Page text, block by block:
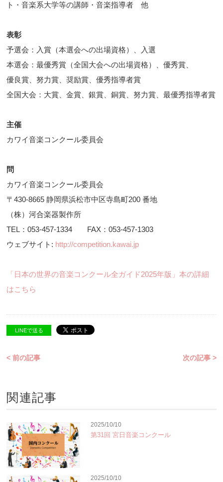
ト・音楽系大学等の講師・音楽指導者 他
表彰
予選会：入賞（本選会への出場資格）、入選
本選会：最優秀賞（全国大会への出場資格）、優秀賞、
優良賞、努力賞、奨励賞、優秀指導者賞
全国大会：大賞、金賞、銀賞、銅賞、努力賞、最優秀指導者賞
主催
カワイ音楽コンクール委員会
問
カワイ音楽コンクール委員会
〒430-8665 静岡県浜松市中区寺島町200 番地
（株）河合楽器製作所
TEL：053-457-1334 FAX：053-457-1303
ウェブサイト: http://competition.kawai.jp
「日本の世界の音楽コンクール全ガイド2025年版」本の詳細
はこちら
LINEで送る
< 前の記事 次の記事 >
関連記事
2025/10/10
第31回 宮日音楽コンクール
2025/10/10